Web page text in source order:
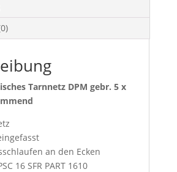
Tarnnetz DPM gebr. 5 x
an den Ecken
16 SFR PART 1610